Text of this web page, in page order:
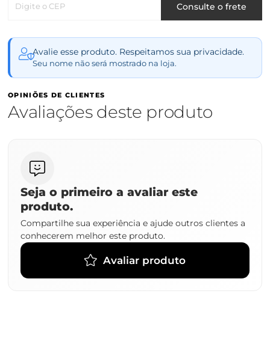
Digite o CEP Consulte o frete
Avalie esse produto. Respeitamos sua privacidade.
Seu nome não será mostrado na loja.
OPINIÕES DE CLIENTES
Avaliações deste produto
Seja o primeiro a avaliar este
produto.
Compartilhe sua experiência e ajude outros clientes a
conhecerem melhor este produto.
Avaliar produto